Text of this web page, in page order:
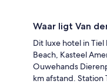
Waar ligt Van
Dit luxe hotel in
Beach, Kasteel
Ouwehands
km afstand. Station